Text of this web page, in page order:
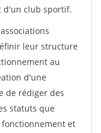
d'un club sportif.
leur structure
au
d'une
de rédiger des
statuts que
fonctionnement et